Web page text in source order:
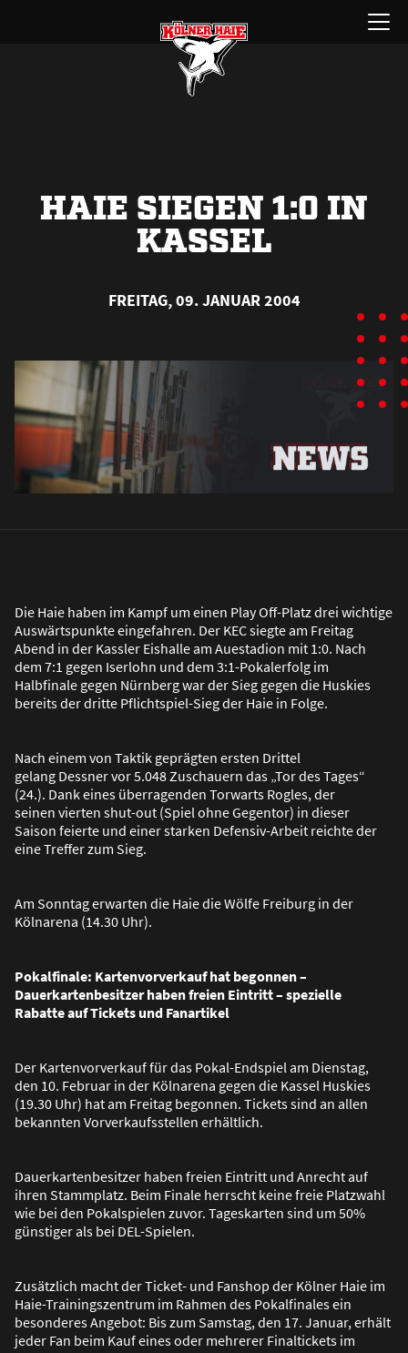
Menü
öffnen
HAIE SIEGEN 1:0 IN
KASSEL
FREITAG, 09. JANUAR 2004
Die Haie haben im Kampf um einen Play Off-Platz drei wichtige
Auswärtspunkte eingefahren. Der KEC siegte am Freitag
Abend in der Kassler Eishalle am Auestadion mit 1:0. Nach
dem 7:1 gegen Iserlohn und dem 3:1-Pokalerfolg im
Halbfinale gegen Nürnberg war der Sieg gegen die Huskies
bereits der dritte Pflichtspiel-Sieg der Haie in Folge.
Nach einem von Taktik geprägten ersten Drittel
gelang Dessner vor 5.048 Zuschauern das „Tor des Tages“
(24.). Dank eines überragenden Torwarts Rogles, der
seinen vierten shut-out (Spiel ohne Gegentor) in dieser
Saison feierte und einer starken Defensiv-Arbeit reichte der
eine Treffer zum Sieg.
Am Sonntag erwarten die Haie die Wölfe Freiburg in der
Kölnarena (14.30 Uhr).
Pokalfinale: Kartenvorverkauf hat begonnen –
Dauerkartenbesitzer haben freien Eintritt – spezielle
Rabatte auf Tickets und Fanartikel
Der Kartenvorverkauf für das Pokal-Endspiel am Dienstag,
den 10. Februar in der Kölnarena gegen die Kassel Huskies
(19.30 Uhr) hat am Freitag begonnen. Tickets sind an allen
bekannten Vorverkaufsstellen erhältlich.
Dauerkartenbesitzer haben freien Eintritt und Anrecht auf
ihren Stammplatz. Beim Finale herrscht keine freie Platzwahl
wie bei den Pokalspielen zuvor. Tageskarten sind um 50%
günstiger als bei DEL-Spielen.
Zusätzlich macht der Ticket- und Fanshop der Kölner Haie im
Haie-Trainingszentrum im Rahmen des Pokalfinales ein
besonderes Angebot: Bis zum Samstag, den 17. Januar, erhält
jeder Fan beim Kauf eines oder mehrerer Finaltickets im